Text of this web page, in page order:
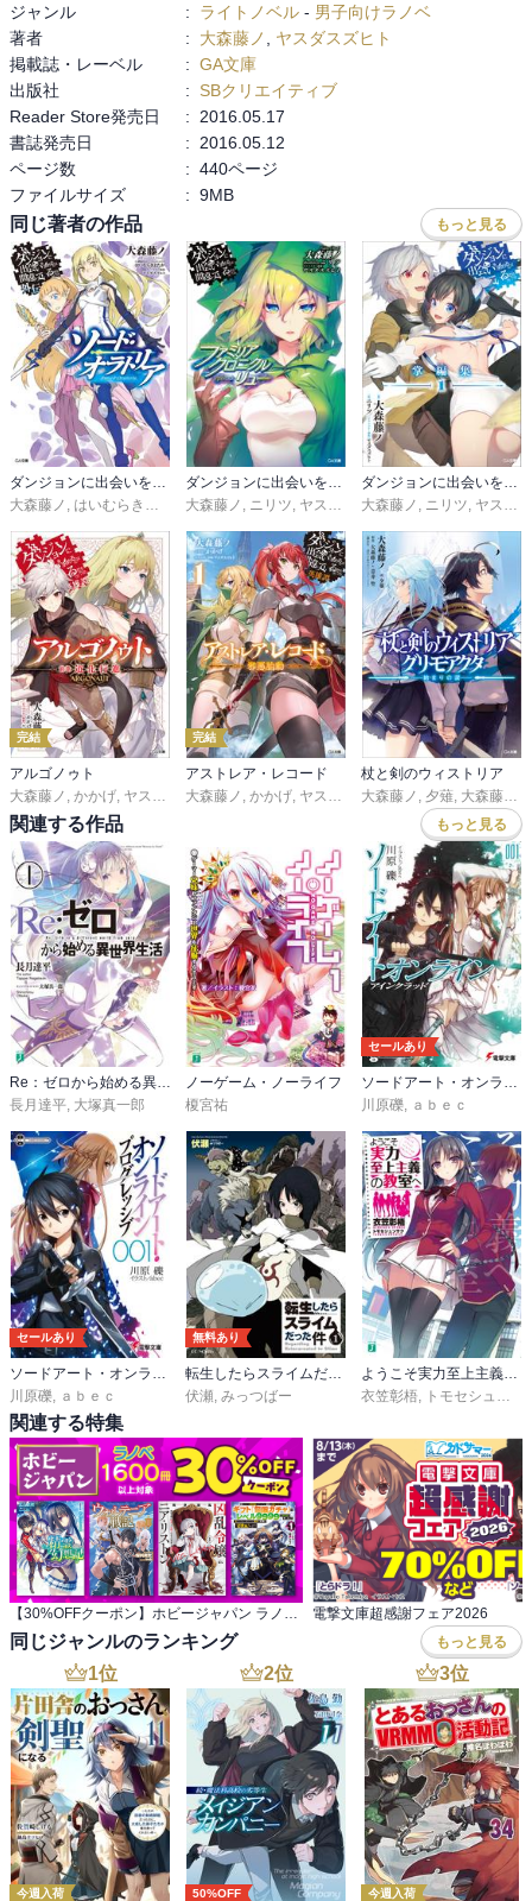
りにでたウィーネはロキ・ファミリアの襲撃に合う。ベルはウィー
ネを守る。異端児たちがロキ・ファミリアと戦うも歯が立たない。
猛牛が現れるも押される。フェルズの煙幕で一部は逃れる。
ベルはウィーネを追って助けるも、ウィーネは死ぬ寸前だった。フ
ェルズの魔法により復活する。イケロスは永久追放になる。
ジャンル : ライトノベル - 男子向けラノベ
著者
: 大森藤ノ
ヤスダスズヒト
掲載誌・レーベル
: GA文庫
出版社
:
SBクリエイティブ
Reader Store発売日
:
2016.05.17
書誌発売日
:
2016.05.12
ページ数
: 440ページ
ファイルサイズ
: 9MB
同じ著者の作品 もっと見る
ダンジョンに出会いを求めるのは間違っているだろうか外伝 ソード・オラトリア
大森藤ノ , はいむらきよたか ,ヤスダスズヒト
ダンジョンに出会いを求めるのは間違っているだろうか ファミリアクロニクル
大森藤ノ , ニリツ, ヤスダスズヒト ,西島ふみかる（執
ダンジョンに出会いを求めるのは間違っているだろうか 掌編集
大森藤ノ , ニリツ, ヤスダスズヒト
完結
アルゴノゥト
大森藤ノ かかげ ヤスダスズヒト
完結
アストレア・レコード
大森藤ノ かかげ ヤスダスズヒト
杖と剣のウィストリア
大森藤ノ
夕薙 大森藤ノ
関連する作品 もっと見る
Re：ゼロから始める異世界生活
長月達平, 大塚真一郎
ノーゲーム・ノーライフ
榎宮祐
セールあり
ソードアート・オンライン
川原礫, ａｂｅｃ
セールあり
川原礫
ａｂｅｃ
無料あり
伏瀬 みっつばー
衣笠彰梧
トモセシュンサク
関連する特集
電撃文庫超感謝フェア2026
同じジャンルのランキング もっと見る
1位
今週入荷
2位
50%OFF
3位
今週入荷